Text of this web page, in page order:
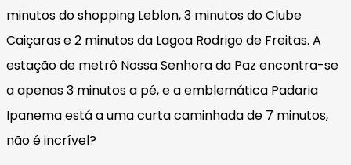
minutos do shopping Leblon, 3 minutos do Clube
Caiçaras e 2 minutos da Lagoa Rodrigo de Freitas. A
estação de metrô Nossa Senhora da Paz encontra-se
a apenas 3 minutos a pé, e a emblemática Padaria
Ipanema está a uma curta caminhada de 7 minutos,
não é incrível?